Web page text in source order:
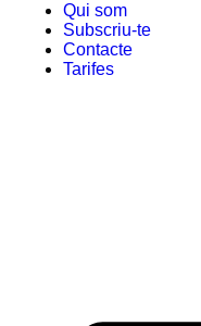
Qui som
Subscriu-te
Contacte
Tarifes